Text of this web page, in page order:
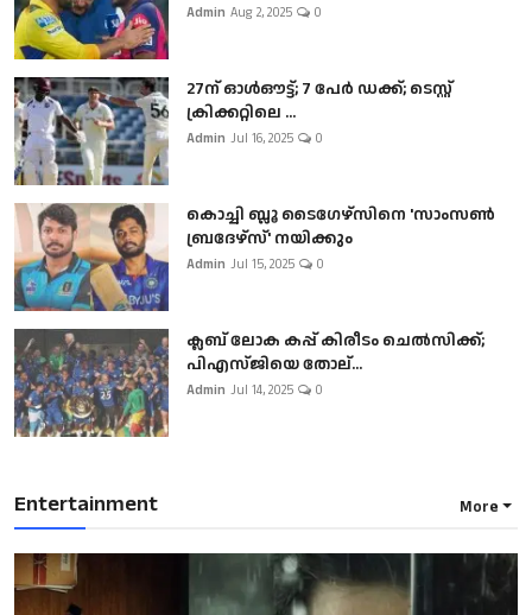
Admin Aug 2, 2025 0
27ന് ഓൾഔട്ട്; 7 പേർ ഡക്ക്; ടെസ്റ്റ്
ക്രിക്കറ്റിലെ ...
Admin Jul 16, 2025 0
കൊച്ചി ബ്ലൂ ടൈഗേഴ്സിനെ 'സാംസൺ
ബ്രദേഴ്സ്' നയിക്കും
Admin Jul 15, 2025 0
ക്ലബ് ലോക കപ്പ് കിരീടം ചെല്‍സിക്ക്;
പിഎസ്ജിയെ തോല്...
Admin Jul 14, 2025 0
Entertainment More